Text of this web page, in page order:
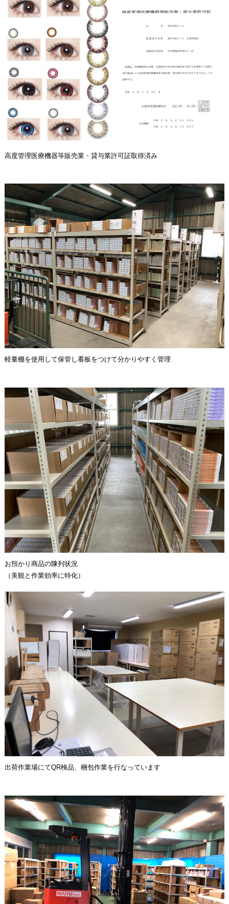
高度管理医療機器等販売業・貸与業許可証取得済み
軽量棚を使用して保管し看板をつけて分かりやすく管理
お預かり商品の陳列状況
（美観と作業効率に特化）
出荷作業場にてQR検品、梱包作業を行なっています